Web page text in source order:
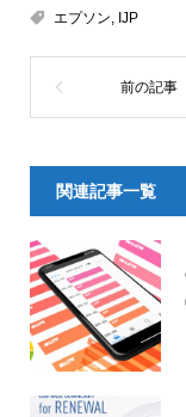
エプソン, IJP
関連記事一覧